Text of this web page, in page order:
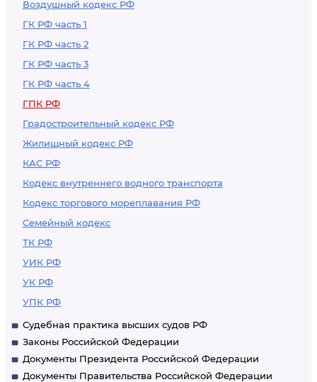
Воздушный кодекс РФ
ГК РФ часть 1
ГК РФ часть 2
ГК РФ часть 3
ГК РФ часть 4
ГПК РФ
Градостроительный кодекс РФ
Жилищный кодекс РФ
КАС РФ
Кодекс внутреннего водного транспорта
Кодекс торгового мореплавания РФ
Семейный кодекс
ТК РФ
УИК РФ
УК РФ
УПК РФ
Судебная практика высших судов РФ
Законы Российской Федерации
Документы Президента Российской Федерации
Документы Правительства Российской Федерации